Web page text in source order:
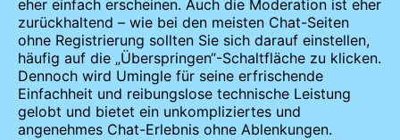
eher einfach erscheinen. Auch die Moderation ist eher
zurückhaltend – wie bei den meisten Chat-Seiten
ohne Registrierung sollten Sie sich darauf einstellen,
häufig auf die „Überspringen“-Schaltfläche zu klicken.
Dennoch wird Umingle für seine erfrischende
Einfachheit und reibungslose technische Leistung
gelobt und bietet ein unkompliziertes und
angenehmes Chat-Erlebnis ohne Ablenkungen.